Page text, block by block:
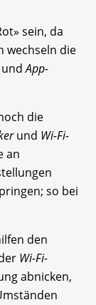
sein, da
wechseln die
undApp-
die
und Wi-Fi-
an
so bei
den
Wi-Fi-
abnicken,